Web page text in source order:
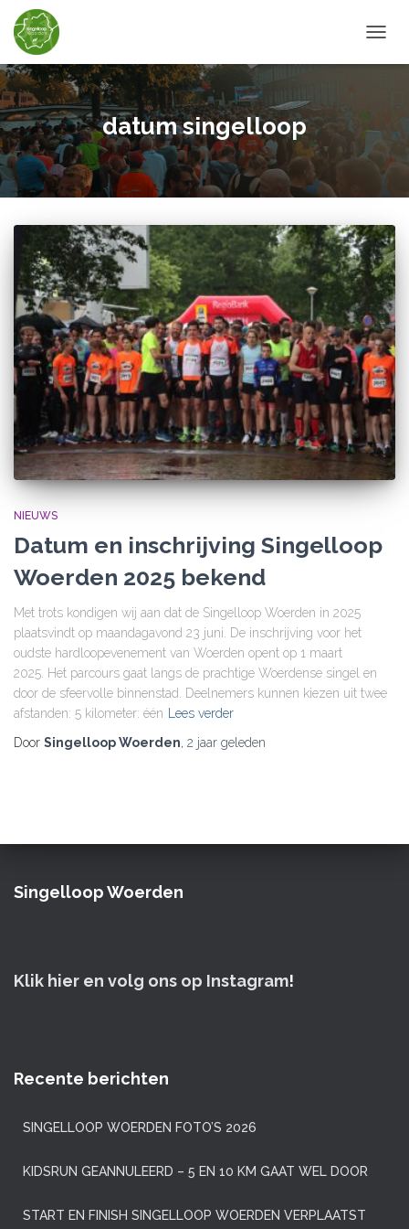
datum singelloop
NIEUWS
Datum en inschrijving Singelloop
Woerden 2025 bekend
Met trots kondigen wij aan dat de Singelloop Woerden in 2025
plaatsvindt op maandagavond 23 juni. De inschrijving voor het
oudste hardloopevenement van Woerden opent op 1 maart
2025. Het parcours gaat langs de prachtige Woerdense singel en
door de sfeervolle binnenstad. Deelnemers kunnen kiezen uit twee
afstanden: 5 kilometer: één
Lees verder
Door Singelloop Woerden, 2 jaar geleden
Singelloop Woerden
Klik hier en volg ons op Instagram!
Recente berichten
SINGELLOOP WOERDEN FOTO’S 2026
KIDSRUN GEANNULEERD – 5 EN 10 KM GAAT WEL DOOR
START EN FINISH SINGELLOOP WOERDEN VERPLAATST